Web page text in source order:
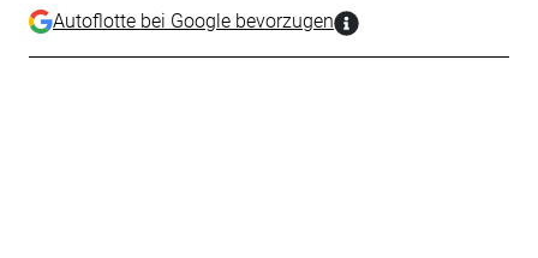
Autoflotte bei Google bevorzugen